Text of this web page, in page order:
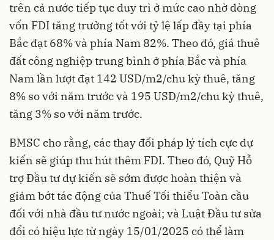
trên cả nước tiếp tục duy trì ở mức cao nhờ dòng
vốn FDI tăng trưởng tốt với tỷ lệ lấp đầy tại phía
Bắc đạt 68% và phía Nam 82%. Theo đó, giá thuê
đất công nghiệp trung bình ở phía Bắc và phía
Nam lần lượt đạt 142 USD/m2/chu kỳ thuê, tăng
8% so với năm trước và 195 USD/m2/chu kỳ thuê,
tăng 3% so với năm trước.
BMSC cho rằng, các thay đổi pháp lý tích cực dự
kiến sẽ giúp thu hút thêm FDI. Theo đó, Quỹ Hỗ
trợ Đầu tư dự kiến sẽ sớm được hoàn thiện và
giảm bớt tác động của Thuế Tối thiểu Toàn cầu
đối với nhà đầu tư nước ngoài; và Luật Đầu tư sửa
đổi có hiệu lực từ ngày 15/01/2025 có thể làm